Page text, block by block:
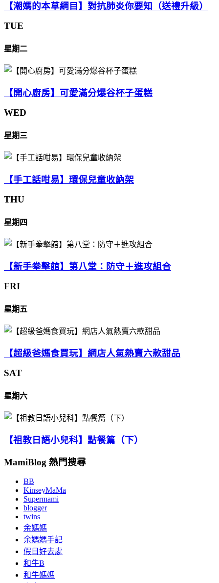
【潮媽的本草綱目】對抗肺炎你要知（送禮升級）
TUE
星期二
【開心廚房】可愛滿分爆谷杯子蛋糕
WED
星期三
【手工話咁易】環保兒童收納架
THU
星期四
【新手拳擊館】第八堂：防守＋進攻組合
FRI
星期五
【超級爸媽食買玩】網店人氣熱賣六款甜品
SAT
星期六
【祖教日語小兒科】點餐篇（下）
MamiBlog 熱門搜尋
BB
KinseyMaMa
Supermami
blogger
twins
余媽媽
余媽媽手記
假日好去處
和牛B
和牛媽媽